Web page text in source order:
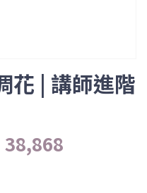
花 | 講師進階
38,868